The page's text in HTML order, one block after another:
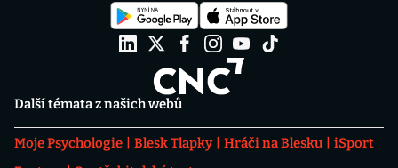
Další témata z našich webů
Moje Psychologie Blesk Tlapky Hráči na Blesku
iSport